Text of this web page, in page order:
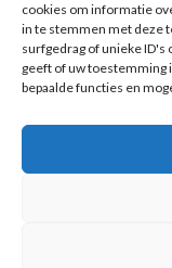
cookies om informatie
in te stemmen met deze
surfgedrag of unieke
geeft of uw toestemming
bepaalde functies en